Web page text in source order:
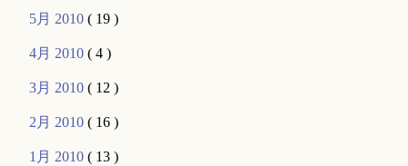
5月 2010( 19 )
4月 2010( 4 )
3月 2010( 12 )
2月 2010( 16 )
1月 2010( 13 )